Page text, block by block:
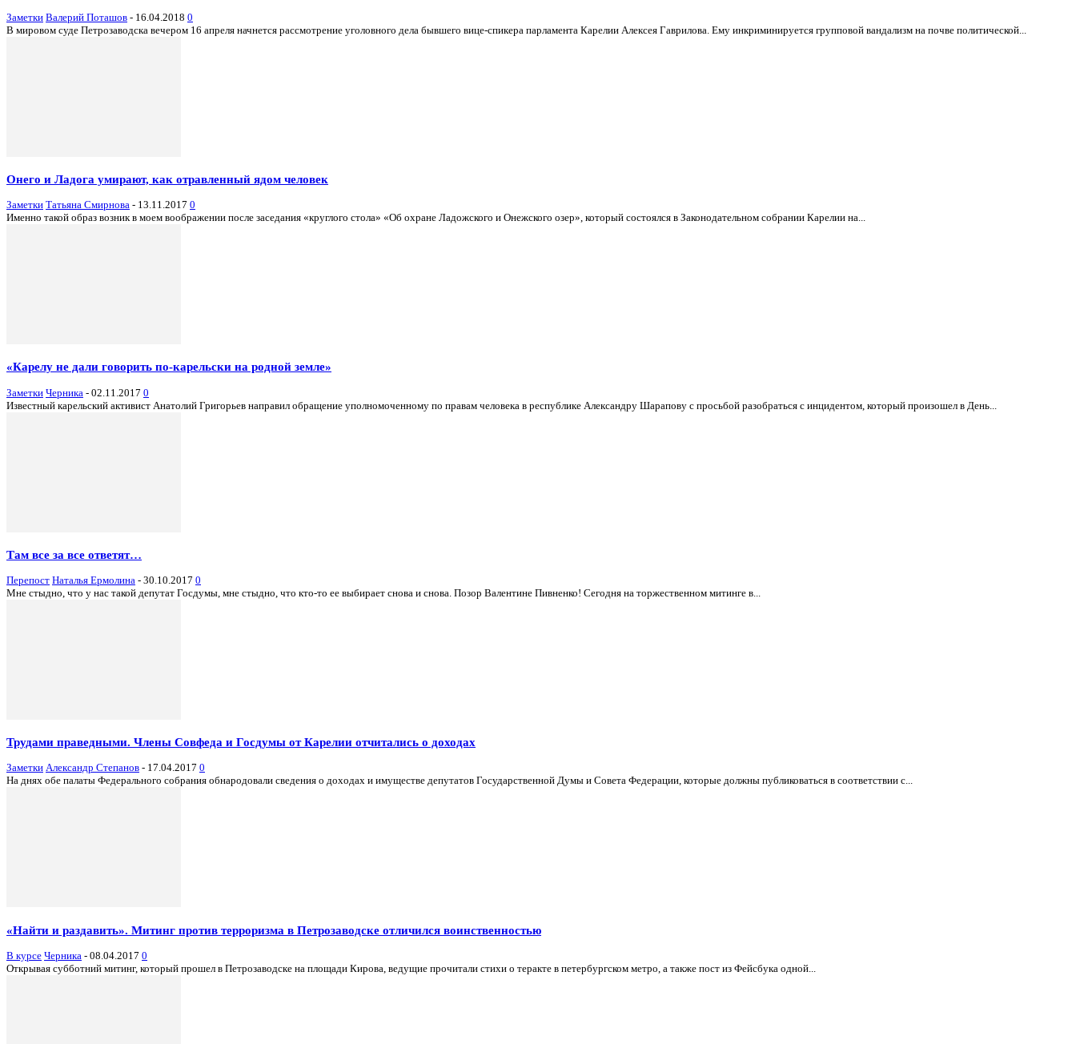
Заметки Валерий Поташов - 16.04.2018 0
В мировом суде Петрозаводска вечером 16 апреля начнется рассмотрение уголовного дела бывшего вице-спикера парламента Карелии Алексея Гаврилова. Ему инкриминируется групповой вандализм на почве политической...
Онего и Ладога умирают, как отравленный ядом человек
Заметки Татьяна Смирнова - 13.11.2017 0
Именно такой образ возник в моем воображении после заседания «круглого стола» «Об охране Ладожского и Онежского озер», который состоялся в Законодательном собрании Карелии на...
«Карелу не дали говорить по-карельски на родной земле»
Заметки Черника - 02.11.2017 0
Известный карельский активист Анатолий Григорьев направил обращение уполномоченному по правам человека в республике Александру Шарапову с просьбой разобраться с инцидентом, который произошел в День...
Там все за все ответят…
Перепост Наталья Ермолина - 30.10.2017 0
Мне стыдно, что у нас такой депутат Госдумы, мне стыдно, что кто-то ее выбирает снова и снова. Позор Валентине Пивненко! Сегодня на торжественном митинге в...
Трудами праведными. Члены Совфеда и Госдумы от Карелии отчитались о доходах
Заметки Александр Степанов - 17.04.2017 0
На днях обе палаты Федерального собрания обнародовали сведения о доходах и имуществе депутатов Государственной Думы и Совета Федерации, которые должны публиковаться в соответствии с...
«Найти и раздавить». Митинг против терроризма в Петрозаводске отличился воинственностью
В курсе Черника - 08.04.2017 0
Открывая субботний митинг, который прошел в Петрозаводске на площади Кирова, ведущие прочитали стихи о теракте в петербургском метро, а также пост из Фейсбука одной...